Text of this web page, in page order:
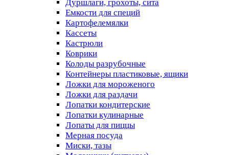
Дуршлаги, грохоты, сита
Емкости для специй
Картофелемялки
Кассеты
Кастрюли
Коврики
Колоды разрубочные
Контейнеры пластиковые, ящики
Ложки для мороженого
Ложки для раздачи
Лопатки кондитерские
Лопатки кулинарные
Лопаты для пиццы
Мерная посуда
Миски, тазы